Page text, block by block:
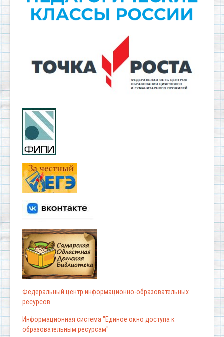
Федеральный центр информационно-образовательных
ресурсов
Информационная система "Единое окно доступа к
образовательным ресурсам"